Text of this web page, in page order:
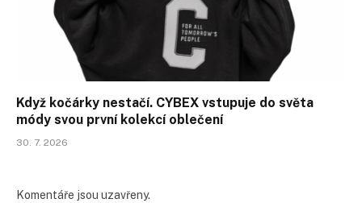
Když kočárky nestačí. CYBEX vstupuje do světa
módy svou první kolekcí oblečení
30. 7. 2026
Komentáře jsou uzavřeny.